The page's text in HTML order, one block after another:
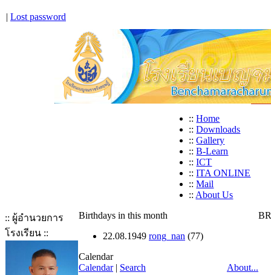
| Lost password
:: Home
:: Downloads
:: Gallery
:: B-Learn
:: ICT
:: ITA ONLINE
:: Mail
:: About Us
:: ผู้อำนวยการ
โรงเรียน ::
Birthdays in this month
22.08.1949 rong_nan (77)
Calendar
Calendar | Search About...